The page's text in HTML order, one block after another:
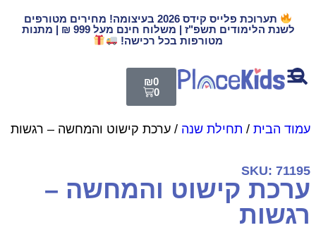
תערוכת פלייס קידס 2026 בעיצומה! מחירים מטורפים
לשנת הלימודים תשפ"ז | משלוח חינם מעל 999 ₪ | מתנות
מטורפות בכל רכישה!
₪0
0
עמוד הבית / תחילת שנה / ערכת קישוט והמחשה – רגשות
SKU: 71195
ערכת קישוט והמחשה –
רגשות